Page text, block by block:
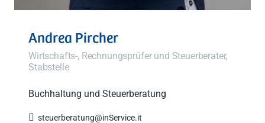
Andrea Pircher
Wirtschafts-, Rechnungsprüfer und Steuerberater,
Stabstelle
Buchhaltung und Steuerberatung
 steuerberatung@inService.it